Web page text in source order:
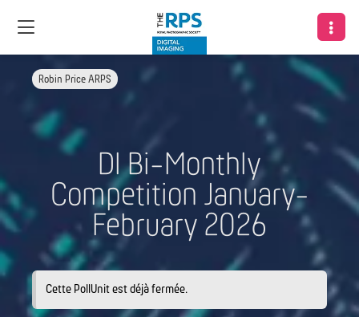
Robin Price ARPS
DI Bi-Monthly
Competition January-
February 2026
Cette PollUnit est déjà fermée.